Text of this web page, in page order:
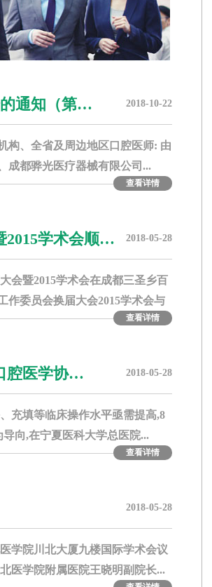
的通知（第…
构、全省及周边地区口腔医师: 由
成都骅光医疗器械有限公司...
查看详情
2018-10-22
2015学术会顺…
会暨2015学术会在成都三圣乡百
作委员会换届大会2015学术会与
查看详情
2018-05-28
腔医学协…
充填等临床操作水平亟需提高,8
向,在宁夏医科大学总医院...
查看详情
2018-05-28
学院川北大厦九楼国际学术会议
医学院附属医院王晓明副院长...
2018-05-28